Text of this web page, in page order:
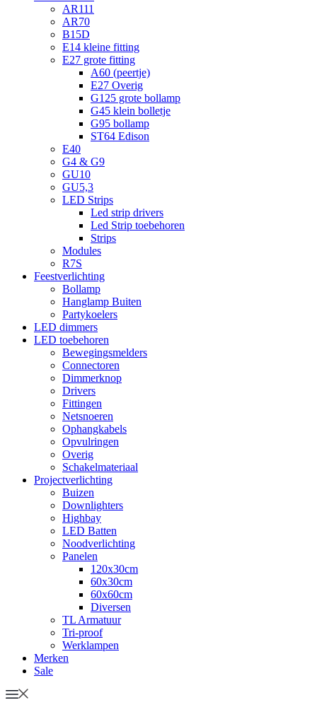
AR111
AR70
B15D
E14 kleine fitting
E27 grote fitting
A60 (peertje)
E27 Overig
G125 grote bollamp
G45 klein bolletje
G95 bollamp
ST64 Edison
E40
G4 & G9
GU10
GU5,3
LED Strips
Led strip drivers
Led Strip toebehoren
Strips
Modules
R7S
Feestverlichting
Bollamp
Hanglamp Buiten
Partykoelers
LED dimmers
LED toebehoren
Bewegingsmelders
Connectoren
Dimmerknop
Drivers
Fittingen
Netsnoeren
Ophangkabels
Opvulringen
Overig
Schakelmateriaal
Projectverlichting
Buizen
Downlighters
Highbay
LED Batten
Noodverlichting
Panelen
120x30cm
60x30cm
60x60cm
Diversen
TL Armatuur
Tri-proof
Werklampen
Merken
Sale